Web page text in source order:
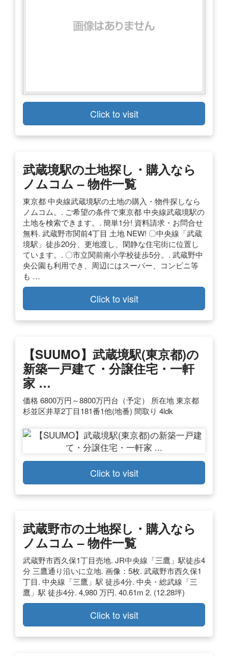
Click to visit
武蔵境駅の土地探し・購入なら
ノムコム – 物件一覧
東京都 中央線武蔵境駅の土地の購入・物件探しなら
ノムコム。. ご希望の条件で東京都 中央線武蔵境駅の
土地を検索できます。. 簡単1分! 資料請求・お問合せ
無料. 武蔵野市関前4丁目 土地 NEW! 〇中央線「武蔵
境駅」徒歩20分、更地渡し、閑静な住宅街に位置し
ています。. 〇市立関前南小学校徒歩5分。. 武蔵野中
央公園も利用でき、周辺にはスーパー、コンビニ等
も …
Click to visit
【SUUMO】武蔵境駅(東京都)の
新築一戸建て・分譲住宅・一軒
家 …
価格 6800万円～8800万円台（予定） 所在地 東京都
杉並区井草2丁目181番1他(地番) 間取り 4ldk
Click to visit
武蔵野市の土地探し・購入なら
ノムコム – 物件一覧
武蔵野市西久保1丁目売地. JR中央線「三鷹」駅徒歩4
分 三鷹通り沿いに立地. 画像：5枚. 武蔵野市西久保1
丁目. 中央線「三鷹」駅 徒歩4分. 中央・総武線「三
鷹」駅 徒歩4分. 4,980 万円. 40.61m 2. (12.28坪)
Click to visit